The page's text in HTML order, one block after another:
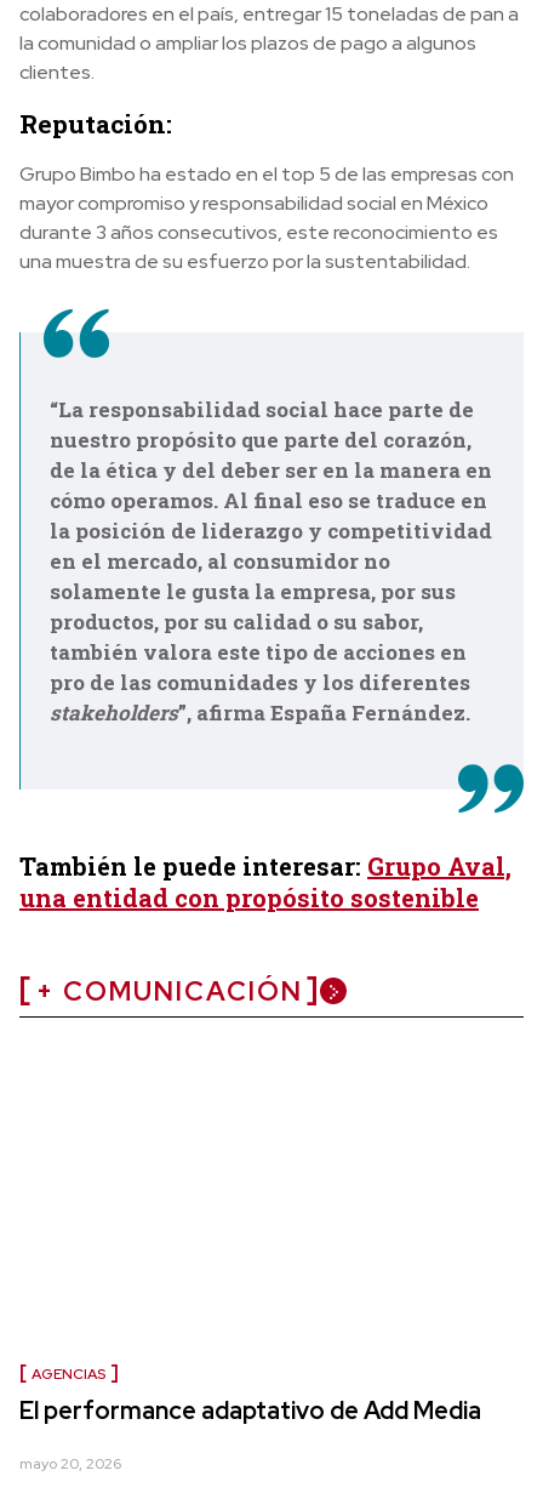
colaboradores en el país, entregar 15 toneladas de pan a
la comunidad o ampliar los plazos de pago a algunos
clientes.
Reputación:
Grupo Bimbo ha estado en el top 5 de las empresas con
mayor compromiso y responsabilidad social en México
durante 3 años consecutivos, este reconocimiento es
una muestra de su esfuerzo por la sustentabilidad.
“La responsabilidad social hace parte de
nuestro propósito que parte del corazón,
de la ética y del deber ser en la manera en
cómo operamos. Al final eso se traduce en
la posición de liderazgo y competitividad
en el mercado, al consumidor no
solamente le gusta la empresa, por sus
productos, por su calidad o su sabor,
también valora este tipo de acciones en
pro de las comunidades y los diferentes
stakeholders”, afirma España Fernández.
También le puede interesar: Grupo Aval,
una entidad con propósito sostenible
+ COMUNICACIÓN
AGENCIAS
El performance adaptativo de Add Media
mayo 20, 2026